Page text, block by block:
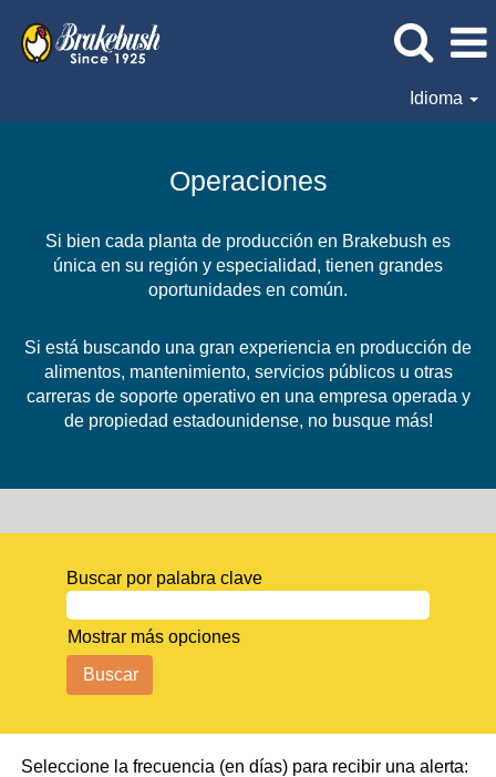
Idioma
Operaciones
Si bien cada planta de producción en Brakebush es
única en su región y especialidad, tienen grandes
oportunidades en común.
Si está buscando una gran experiencia en producción de
alimentos, mantenimiento, servicios públicos u otras
carreras de soporte operativo en una empresa operada y
de propiedad estadounidense, no busque más!
Buscar por palabra clave
Mostrar más opciones
Seleccione la frecuencia (en días) para recibir una alerta: